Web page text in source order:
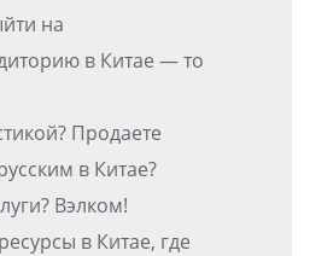
на
в Китае — то
Продаете
в Китае?
Вэлком!
в Китае, где